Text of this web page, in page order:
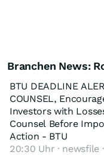
Branchen News:
BTU DEADLINE
COUNSEL,
Investors with
Counsel Before
Action - BTU
20:30 Uhr · newsfile ·